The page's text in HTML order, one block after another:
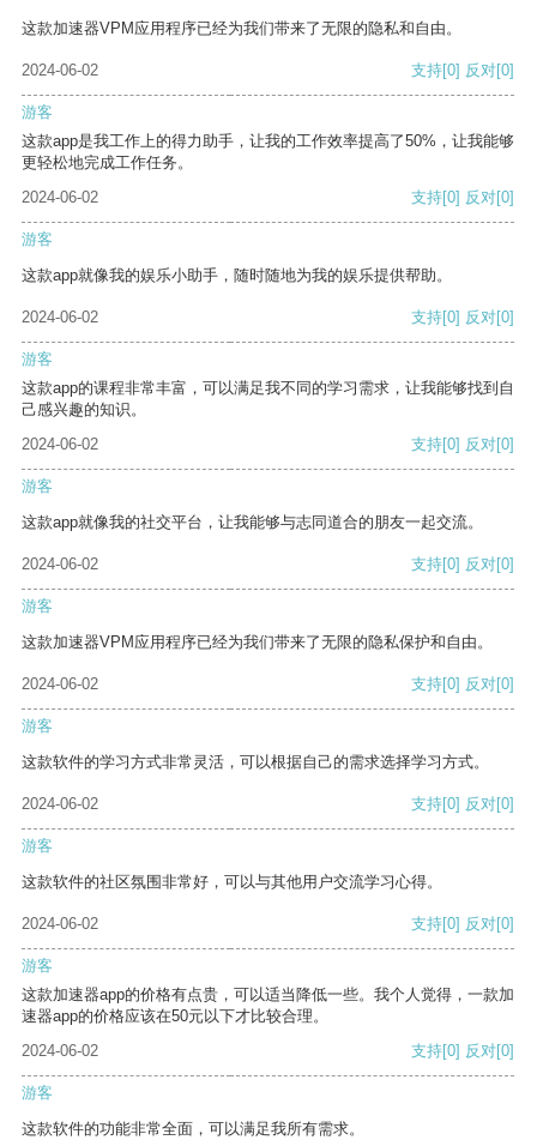
这款加速器VPM应用程序已经为我们带来了无限的隐私和自由。
2024-06-02 支持[0] 反对[0]
游客
这款app是我工作上的得力助手，让我的工作效率提高了50%，让我能够
更轻松地完成工作任务。
2024-06-02
支持[0] 反对[0]
游客
这款app就像我的娱乐小助手，随时随地为我的娱乐提供帮助。
2024-06-02 支持[0] 反对[0]
游客
这款app的课程非常丰富，可以满足我不同的学习需求，让我能够找到自
己感兴趣的知识。
2024-06-02
支持[0] 反对[0]
游客
这款app就像我的社交平台，让我能够与志同道合的朋友一起交流。
2024-06-02 支持[0] 反对[0]
游客
这款加速器VPM应用程序已经为我们带来了无限的隐私保护和自由。
2024-06-02 支持[0] 反对[0]
游客
这款软件的学习方式非常灵活，可以根据自己的需求选择学习方式。
2024-06-02 支持[0] 反对[0]
游客
这款软件的社区氛围非常好，可以与其他用户交流学习心得。
2024-06-02 支持[0] 反对[0]
游客
这款加速器app的价格有点贵，可以适当降低一些。我个人觉得，一款加
速器app的价格应该在50元以下才比较合理。
2024-06-02
支持[0] 反对[0]
游客
这款软件的功能非常全面，可以满足我所有需求。